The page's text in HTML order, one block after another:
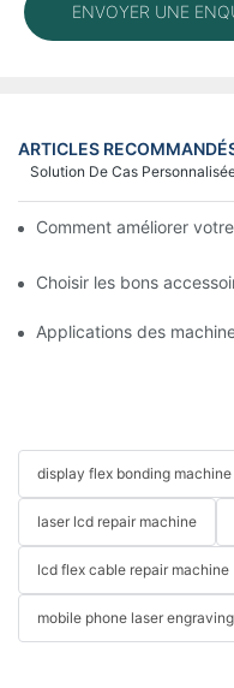
ENVOYER UNE
ARTICLES
Solution De Cas
Comment améliorer
Choisir les bons
Applications des
display flex bonding machine
laser lcd repair machine
lcd flex cable repair machine
mobile phone laser